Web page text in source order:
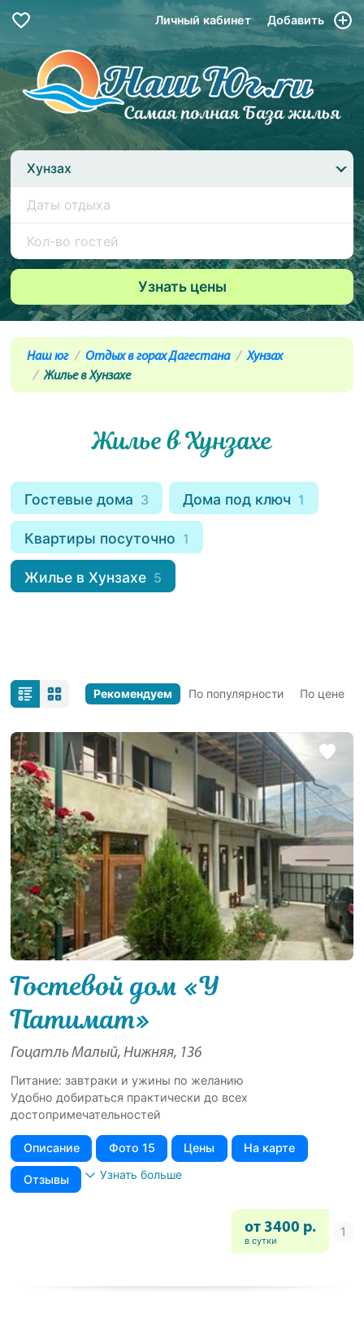
Личный кабинет Добавить
Хунзах
Наш юг Отдых в горах Дагестана
Хунзах
Жилье в Хунзахе
Жилье в Хунзахе
Гостевые дома 3 Дома под ключ 1
Квартиры посуточно 1
Жилье в Хунзахе 5
Рекомендуем По популярности По цене
Гостевой дом «У
Патимат»
Гоцатль Малый, Нижняя, 136
Питание: завтраки и ужины по желанию
Удобно добираться практически до всех
достопримечательностей
Описание Фото 15 Цены На карте
Отзывы Узнать больше
от 3400 р.
в сутки